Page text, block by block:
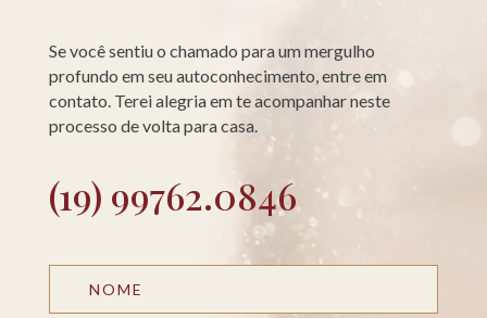
Se você sentiu o chamado para um mergulho
profundo em seu autoconhecimento, entre em
contato. Terei alegria em te acompanhar neste
processo de volta para casa.
(19) 99762.0846